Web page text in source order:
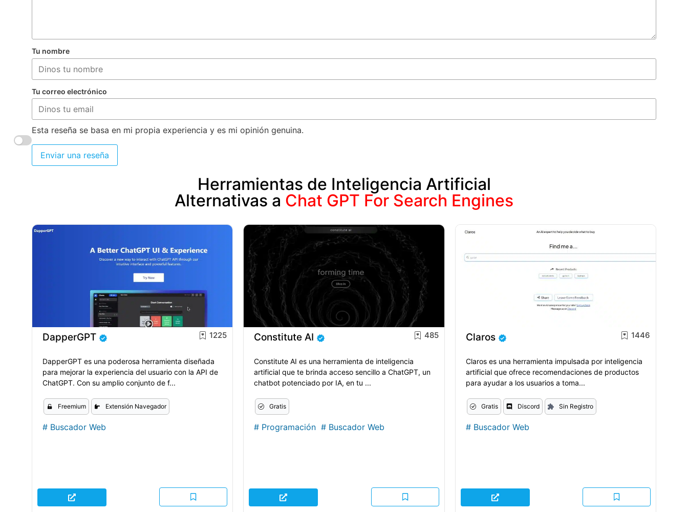
Tu nombre
Tu correo electrónico
Esta reseña se basa en mi propia experiencia y es mi opinión genuina.
Enviar una reseña
Herramientas de Inteligencia Artificial
Alternativas a Chat GPT For Search Engines
DapperGPT 1225
DapperGPT es una poderosa herramienta diseñada
para mejorar la experiencia del usuario con la API de
ChatGPT. Con su amplio conjunto de f...
Freemium Extensión Navegador
# Buscador Web
Constitute AI 485
Constitute AI es una herramienta de inteligencia
artificial que te brinda acceso sencillo a ChatGPT, un
chatbot potenciado por IA, en tu ...
Gratis
# Programación # Buscador Web
Claros 1446
Claros es una herramienta impulsada por inteligencia
artificial que ofrece recomendaciones de productos
para ayudar a los usuarios a toma...
Gratis Discord Sin Registro
# Buscador Web